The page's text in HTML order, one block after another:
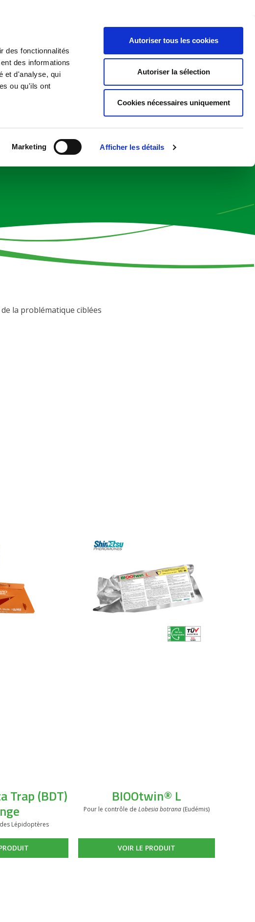
fonctionnalités
des informations
et d'analyse, qui
ou qu'ils ont
Autoriser tous les cookies
Autoriser la sélection
Cookies nécessaires uniquement
la problématique ciblées
Trap (BDT)
Lépidoptères
BIOOtwin® L
Pour le contrôle deLobesia botrana(Eudémis)
VOIR LE PRODUIT